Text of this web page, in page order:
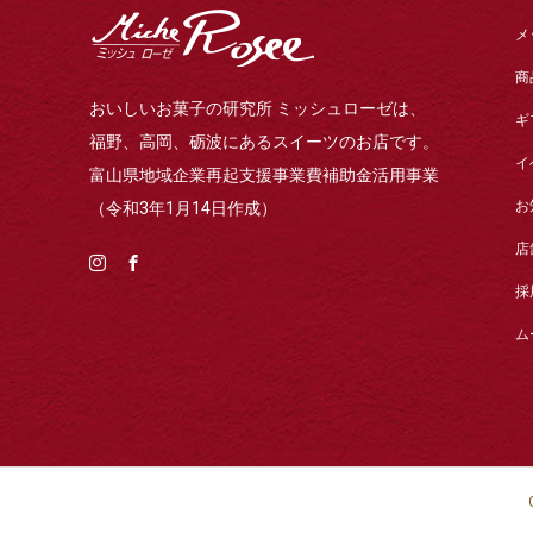
おいしいお菓子の研究所 ミッシュローゼは、
福野、高岡、砺波にあるスイーツのお店です。
富山県地域企業再起支援事業費補助金活用事業
（令和3年1月14日作成）
商
ギ
イ
お
店
採
ム